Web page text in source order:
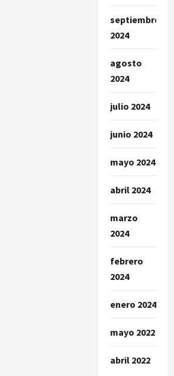
septiembre
2024
agosto
2024
julio 2024
junio 2024
mayo 2024
abril 2024
marzo
2024
febrero
2024
enero 2024
mayo 2022
abril 2022